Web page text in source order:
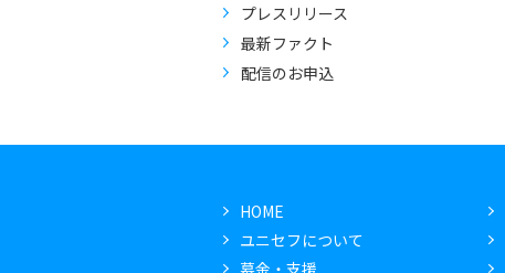
プレスリリース
最新ファクト
配信のお申込
HOME
ユニセフについて